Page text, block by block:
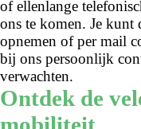
of ellenlange
ons te komen. Je kunt
opnemen of per mail
bij ons persoonlijk
verwachten.
Ontdek de